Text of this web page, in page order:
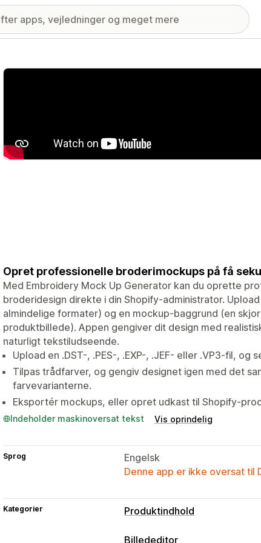
Galleri med udvalgte billeder
Opret professionelle broderimockups på få
Med Embroidery Mock Up Generator kan du oprette
broderidesign direkte i din Shopify-administrator.
almindelige formater) og en mockup-baggrund (en
produktbillede). Appen gengiver dit design med
naturligt tekstiludseende.
Upload en .DST-, .PES-, .EXP-, .JEF- eller .VP3-fil, og
Tilpas trådfarver, og gengiv designet igen med det
farvevarianterne.
Eksportér mockups, eller opret udkast til Shopify-
Indeholder maskinoversat tekst Vis oprindelig
Sprog
Engelsk
Denne app er ikke oversat til
Kategorier Produktindhold
Indholdstyper
Billededitor